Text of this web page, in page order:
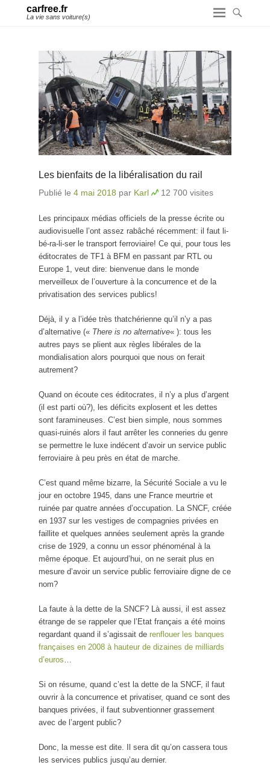
carfree.fr
La vie sans voiture(s)
Les bienfaits de la libéralisation du rail
Publié le 4 mai 2018 par Karl 12 700 visites
Les principaux médias officiels de la presse écrite ou
audiovisuelle l’ont assez rabâché récemment: il faut li-
bé-ra-li-ser le transport ferroviaire! Ce qui, pour tous les
éditocrates de TF1 à BFM en passant par RTL ou
Europe 1, veut dire: bienvenue dans le monde
merveilleux de l’ouverture à la concurrence et de la
privatisation des services publics!
Déjà, il y a l’idée très thatchérienne qu’il n’y a pas
d’alternative (« There is no alternative« ): tous les
autres pays se plient aux règles libérales de la
mondialisation alors pourquoi que nous on ferait
autrement?
Quand on écoute ces éditocrates, il n’y a plus d’argent
(il est parti où?), les déficits explosent et les dettes
sont faramineuses. C’est bien simple, nous sommes
quasi-ruinés alors il faut arrêter les conneries du genre
se permettre le luxe indécent d’avoir un service public
ferroviaire à peu près en état de marche.
C’est quand même bizarre, la Sécurité Sociale a vu le
jour en octobre 1945, dans une France meurtrie et
ruinée par quatre années d’occupation. La SNCF, créée
en 1937 sur les vestiges de compagnies privées en
faillite et quelques années seulement après la grande
crise de 1929, a connu un essor phénoménal à la
même époque. Et aujourd’hui, on ne serait plus en
mesure d’avoir un service public ferroviaire digne de ce
nom?
La faute à la dette de la SNCF? Là aussi, il est assez
étrange de se rappeler que l’Etat français a été moins
regardant quand il s’agissait de renflouer les banques
françaises en 2008 à hauteur de dizaines de milliards
d’euros
Si on résume, quand c’est la dette de la SNCF, il faut
ouvrir à la concurrence et privatiser, quand ce sont des
banques privées, il faut subventionner grassement
avec de l’argent public?
Donc, la messe est dite. Il sera dit qu’on cassera tous
les services publics jusqu’au dernier.